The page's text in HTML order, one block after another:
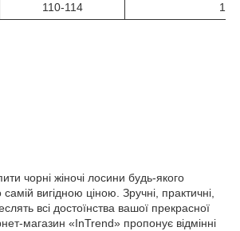
110-114 103
чорні жіночі лосини будь-якого
вигідною ціною. Зручні, практичні,
всі достоїнства вашої прекрасної
магазин «InTrend» пропонує відмінні